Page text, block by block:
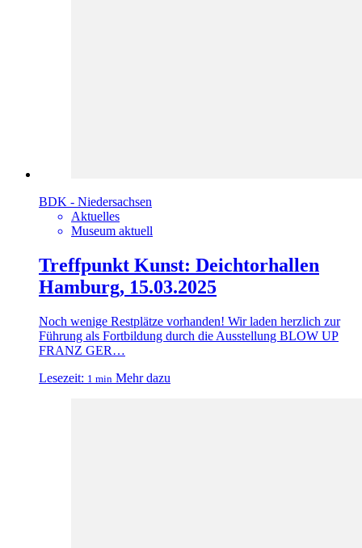
BDK - Niedersachsen
Aktuelles
Museum aktuell
Treffpunkt Kunst: Deichtorhallen
Hamburg, 15.03.2025
Noch wenige Restplätze vorhanden! Wir laden herzlich zur
Führung als Fortbildung durch die Ausstellung BLOW UP
FRANZ GER…
Lesezeit: 1 min Mehr dazu